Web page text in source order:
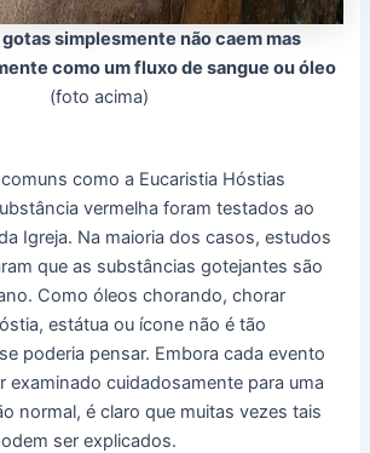
simplesmente não caem mas
como um fluxo de sangue ou óleo
(foto acima)
como a Eucaristia Hóstias
vermelha foram testados ao
Igreja. Na maioria dos casos, estudos
que as substâncias gotejantes são
Como óleos chorando, chorar
estátua ou ícone não é tão
poderia pensar. Embora cada evento
examinado cuidadosamente para uma
normal, é claro que muitas vezes tais
ser explicados.